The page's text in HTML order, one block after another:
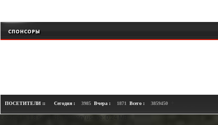
ПОСЕТИТЕЛИ :: Сегодня : 3985 Вчера : 1871 Всего : 3859450
Loaded in 1.8 seconds. Memory usage: 0.24 MB